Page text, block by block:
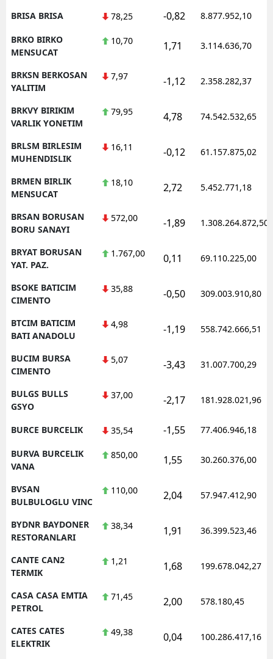
BRISA BRISA 78,25 -0,82 8.877.952,10
BRKO BIRKO
MENSUCAT
10,70 1,71 3.114.636,70
BRKSN BERKOSAN
YALITIM
7,97 -1,12 2.358.282,37
BRKVY BIRIKIM
VARLIK YONETIM
79,95 4,78 74.542.532,65
BRLSM BIRLESIM
MUHENDISLIK
16,11 -0,12 61.157.875,02
BRMEN BIRLIK
MENSUCAT
18,10 2,72 5.452.771,18
BRSAN BORUSAN
BORU SANAYI
572,00 -1,89 1.308.264.872,50
BRYAT BORUSAN
YAT. PAZ.
1.767,00 0,11 69.110.225,00
BSOKE BATICIM
CIMENTO
35,88 -0,50 309.003.910,80
BTCIM BATICIM
BATI ANADOLU
4,98 -1,19 558.742.666,51
BUCIM BURSA
CIMENTO
5,07 -3,43 31.007.700,29
BULGS BULLS
GSYO
37,00 -2,17 181.928.021,96
BURCE BURCELIK 35,54 -1,55 77.406.946,18
BURVA BURCELIK
VANA
850,00 1,55 30.260.376,00
BVSAN
BULBULOGLU VINC
110,00 2,04 57.947.412,90
BYDNR BAYDONER
RESTORANLARI
38,34 1,91 36.399.523,46
CANTE CAN2
TERMIK
1,21 1,68 199.678.042,27
CASA CASA EMTIA
PETROL
71,45 2,00 578.180,45
CATES CATES
ELEKTRIK
49,38 0,04 100.286.417,16